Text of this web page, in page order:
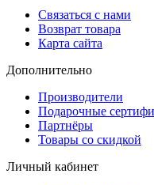
Связаться с нами
Возврат товара
Карта сайта
Дополнительно
Производители
Подарочные
Партнёры
Товары со скидкой
Личный кабинет